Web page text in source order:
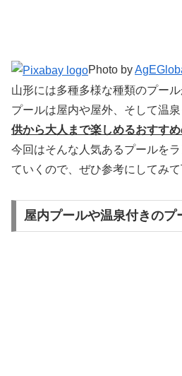
Photo by
山形には多種多様な種類のプー
プールは屋内や屋外、そして温泉
供から大人まで楽しめるおすすめ
今回はそんな人気あるプールを
ていくので、ぜひ参考にしてみて
屋内プールや温泉付きのプ